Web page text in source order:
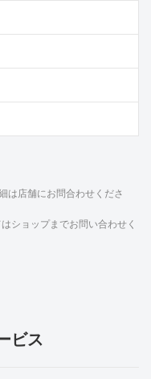
は店舗にお問合わせくださ
ショップまでお問い合わせく
ビス